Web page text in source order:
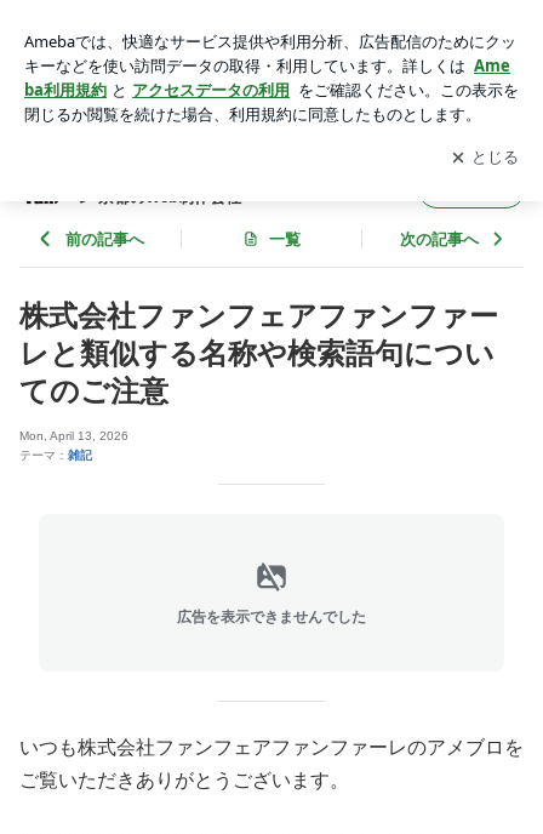
句についてのご注意 | ホームページ制作 ファンフェアファンフ
ァーレ 京都のWeb制作会社
アプリをダウンロードして ブログの更新通知
を受け取りまし
ょう。
開く
レ 京都のWeb制作会社
前の記事へ 一覧 次の記事へ
株式会社ファンフェアファンファー
レと類似する名称や検索語句につい
てのご注意
Mon, April 13, 2026
テーマ： 雑記
広告を表示できませんでした
いつも株式会社ファンフェアファンファーレのアメブロを
ご覧いただきありがとうございます。